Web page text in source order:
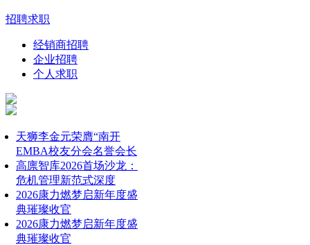
招聘求职
经销商招聘
企业招聘
个人求职
天狮李金元荣膺“南开
EMBA校友分会名誉会长
高廪智库2026首场沙龙：
危机管理新范式深度
2026康力燃梦启新年度盛
典璀璨收官
2026康力燃梦启新年度盛
典璀璨收官